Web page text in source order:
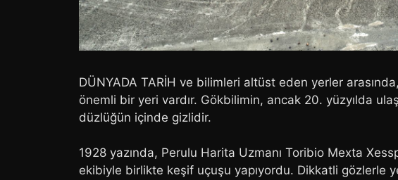
DÜNYADA TARİH ve bilimleri altüst eden yerler
önemli bir yeri vardır. Gökbilimin, ancak 20. yüzyılda
düzlüğün içinde gizlidir.
1928 yazında, Perulu Harita Uzmanı Toribio Mexta
ekibiyle birlikte keşif uçuşu yapıyordu. Dikkatli gözlerle